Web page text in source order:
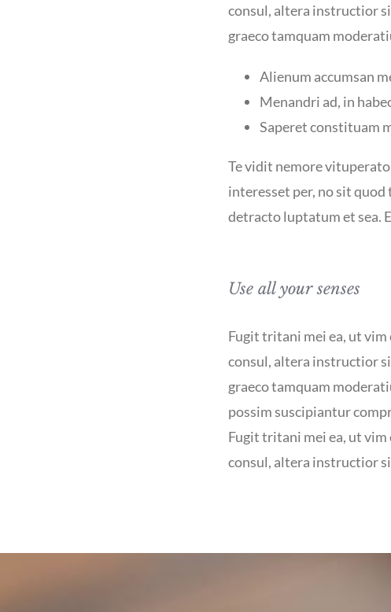
consul, altera instructior
graeco tamquam
Alienum accumsan
Menandri ad, in
Saperet constituam
Te vidit nemore
interesset per, no sit
detracto luptatum et sea.
Use all your senses
Fugit tritani mei ea, ut vim
consul, altera instructior
graeco tamquam
possim suscipiantur
Fugit tritani mei ea, ut vim
consul, altera instructior